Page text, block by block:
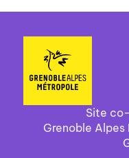
Site
Grenoble